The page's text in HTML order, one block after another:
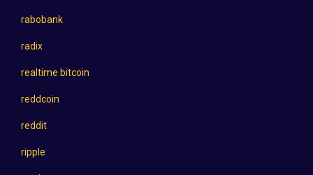
rabobank
radix
realtime bitcoin
reddcoin
reddit
ripple